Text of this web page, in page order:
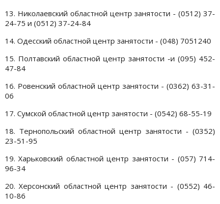
13. Николаевский областной центр занятости - (0512) 37-
24-75 и (0512) 37-24-84
14. Одесский областной центр занятости - (048) 7051240
15. Полтавский областной центр занятости -и (095) 452-
47-84
16. Ровенский областной центр занятости - (0362) 63-31-
06
17. Сумской областной центр занятости - (0542) 68-55-19
18. Тернопольский областной центр занятости - (0352)
23-51-95
19. Харьковский областной центр занятости - (057) 714-
96-34
20. Херсонский областной центр занятости - (0552) 46-
10-86